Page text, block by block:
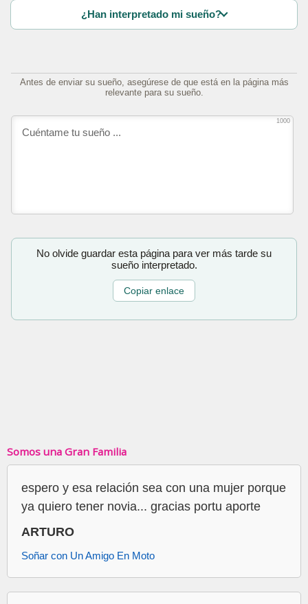
¿Han interpretado mi sueño?
Antes de enviar su sueño, asegúrese de que está en la página más
relevante para su sueño.
1000
No olvide guardar esta página para ver más tarde su
sueño interpretado.
Copiar enlace
Somos una Gran Familia
espero y esa relación sea con una mujer porque
ya quiero tener novia... gracias portu aporte
ARTURO
Soñar con Un Amigo En Moto